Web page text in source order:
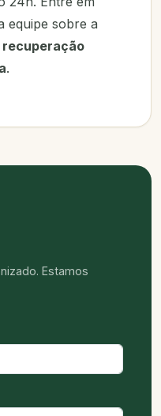
equipe sobre a
recuperação
.
Estamos